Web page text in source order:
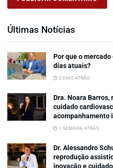
Últimas Notícias
Por que o
dias atuais?
2 DIAS ATRÁS
Dra. Noara
cuidado
acompanhamento
1 SEMANA ATRÁS
Dr. Alessandro
reprodução
inovação e